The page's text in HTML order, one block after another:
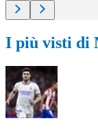
I più visti di